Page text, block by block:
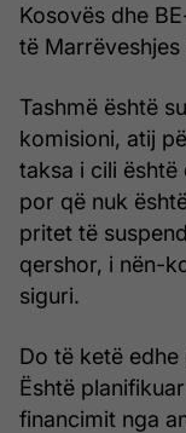
Kosovës dhe
të
Tashmë është
komisioni, atij
taksa i cili është
por që nuk
pritet të
qershor, i nën-
siguri.
Do të ketë
Është
financimit nga